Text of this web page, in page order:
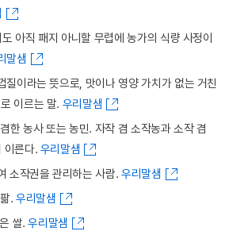
아직 패지 아니할 무렵에 농가의 식량 사정이
말샘
질이라는 뜻으로, 맛이나 영양 가치가 없는 거친
이르는 말. 우리말샘
한 농사 또는 농민. 자작 겸 소작농과 소작 겸
이른다. 우리말샘
소작권을 관리하는 사람. 우리말샘
팖.우리말샘
쌀.우리말샘